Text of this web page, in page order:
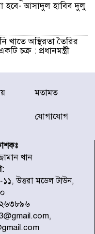
হবে- আসাদুল হাবিব দুলু
খাতে অস্থিরতা তৈরির
চক্র : প্রধানমন্ত্রী
আঘাতে জাপানে
বন্দর বন্ধ
স্থানীয় সরকার মন্ত্রীর
ঘুরে দেখলেন এনসিপি
নেভাতে গিয়ে
নিহত ১
মতামত
যোগাযোগ
খান
উত্তরা মডেল টাউন,